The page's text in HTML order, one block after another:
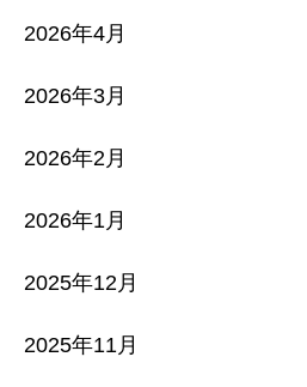
2026年4月
2026年3月
2026年2月
2026年1月
2025年12月
2025年11月